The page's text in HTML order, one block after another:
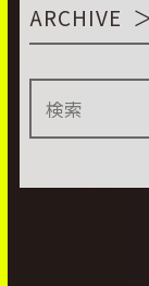
ARCHIVE